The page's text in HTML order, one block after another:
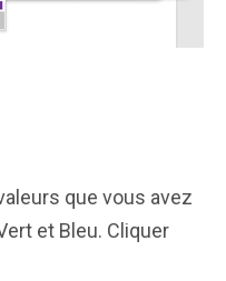
que vous avez
et Bleu. Cliquer